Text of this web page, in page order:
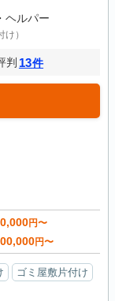
ヘルパー
）
判 13件
円〜
円〜
ゴミ屋敷片付け